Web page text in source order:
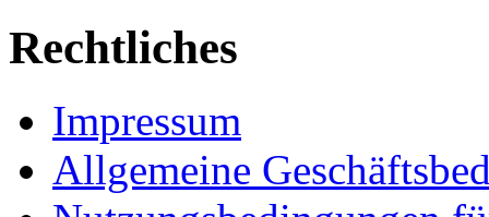
Rechtliches
Impressum
Allgemeine